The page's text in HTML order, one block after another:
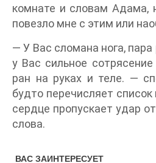
комнате и словам Адама,
повезло мне с этим или
— У Вас сломана нога,
у Вас сильное
ран на руках и теле. —
будто перечисляет
сердце пропускает удар
слова.